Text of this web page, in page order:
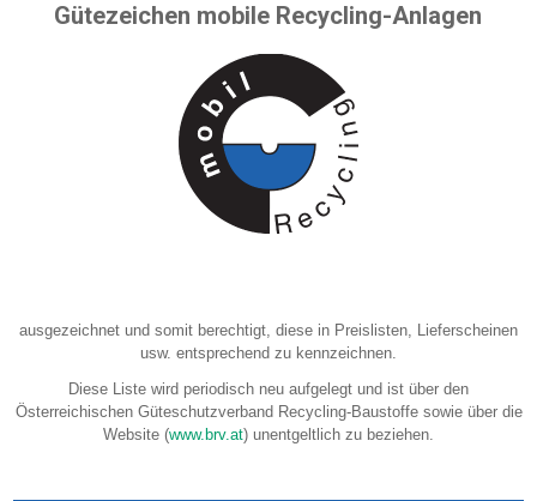
Gütezeichen mobile Recycling-Anlagen
ausgezeichnet und somit berechtigt, diese in Preislisten, Lieferscheinen
usw. entsprechend zu kennzeichnen.
Diese Liste wird periodisch neu aufgelegt und ist über den
Österreichischen Güteschutzverband Recycling-Baustoffe sowie über die
Website (www.brv.at) unentgeltlich zu beziehen.